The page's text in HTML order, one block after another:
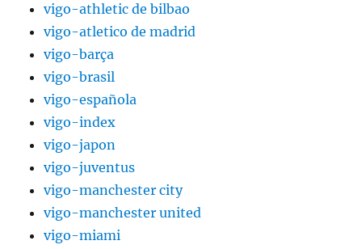
vigo-athletic de bilbao
vigo-atletico de madrid
vigo-barça
vigo-brasil
vigo-española
vigo-index
vigo-japon
vigo-juventus
vigo-manchester city
vigo-manchester united
vigo-miami